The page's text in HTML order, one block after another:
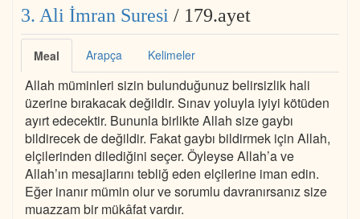
3. Ali İmran Suresi / 179.ayet
Meal Arapça Kelimeler
Allah müminleri sizin bulunduğunuz belirsizlik hali
üzerine bırakacak değildir. Sınav yoluyla iyiyi kötüden
ayırt edecektir. Bununla birlikte Allah size gaybı
bildirecek de değildir. Fakat gaybı bildirmek için Allah,
elçilerinden dilediğini seçer. Öyleyse Allah’a ve
Allah’ın mesajlarını tebliğ eden elçilerine iman edin.
Eğer inanır mümin olur ve sorumlu davranırsanız size
muazzam bir mükâfat vardır.